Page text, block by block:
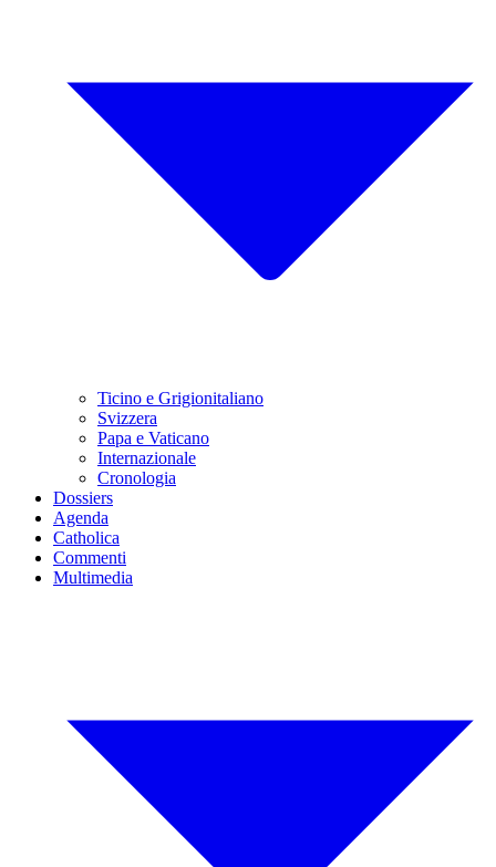
Ticino e Grigionitaliano
Svizzera
Papa e Vaticano
Internazionale
Cronologia
Dossiers
Agenda
Catholica
Commenti
Multimedia